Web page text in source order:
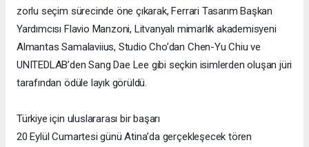
zorlu seçim sürecinde öne çıkarak, Ferrari Tasarım Başkan
Yardımcısı Flavio Manzoni, Litvanyalı mimarlık akademisyeni
Almantas Samalaviius, Studio Cho’dan Chen-Yu Chiu ve
UNITEDLAB’den Sang Dae Lee gibi seçkin isimlerden oluşan jüri
tarafından ödüle layık görüldü.
Türkiye için uluslararası bir başarı
20 Eylül Cumartesi günü Atina’da gerçekleşecek tören